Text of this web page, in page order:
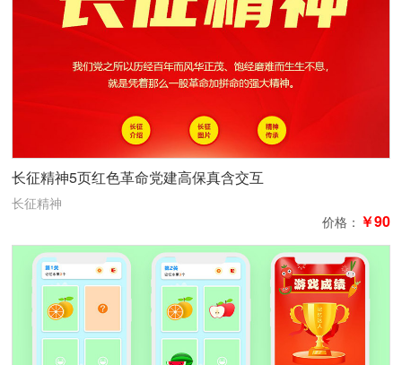
长征精神5页红色革命党建高保真含交互
长征精神
价格： ￥90